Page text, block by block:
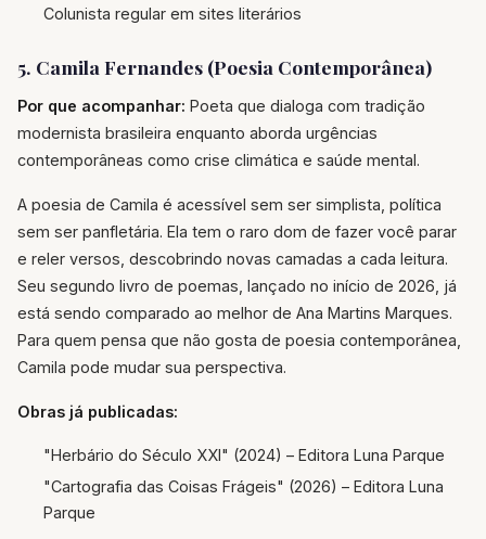
Colunista regular em sites literários
5. Camila Fernandes (Poesia Contemporânea)
Por que acompanhar: Poeta que dialoga com tradição
modernista brasileira enquanto aborda urgências
contemporâneas como crise climática e saúde mental.
A poesia de Camila é acessível sem ser simplista, política
sem ser panfletária. Ela tem o raro dom de fazer você parar
e reler versos, descobrindo novas camadas a cada leitura.
Seu segundo livro de poemas, lançado no início de 2026, já
está sendo comparado ao melhor de Ana Martins Marques.
Para quem pensa que não gosta de poesia contemporânea,
Camila pode mudar sua perspectiva.
Obras já publicadas:
"Herbário do Século XXI" (2024) – Editora Luna Parque
"Cartografia das Coisas Frágeis" (2026) – Editora Luna
Parque